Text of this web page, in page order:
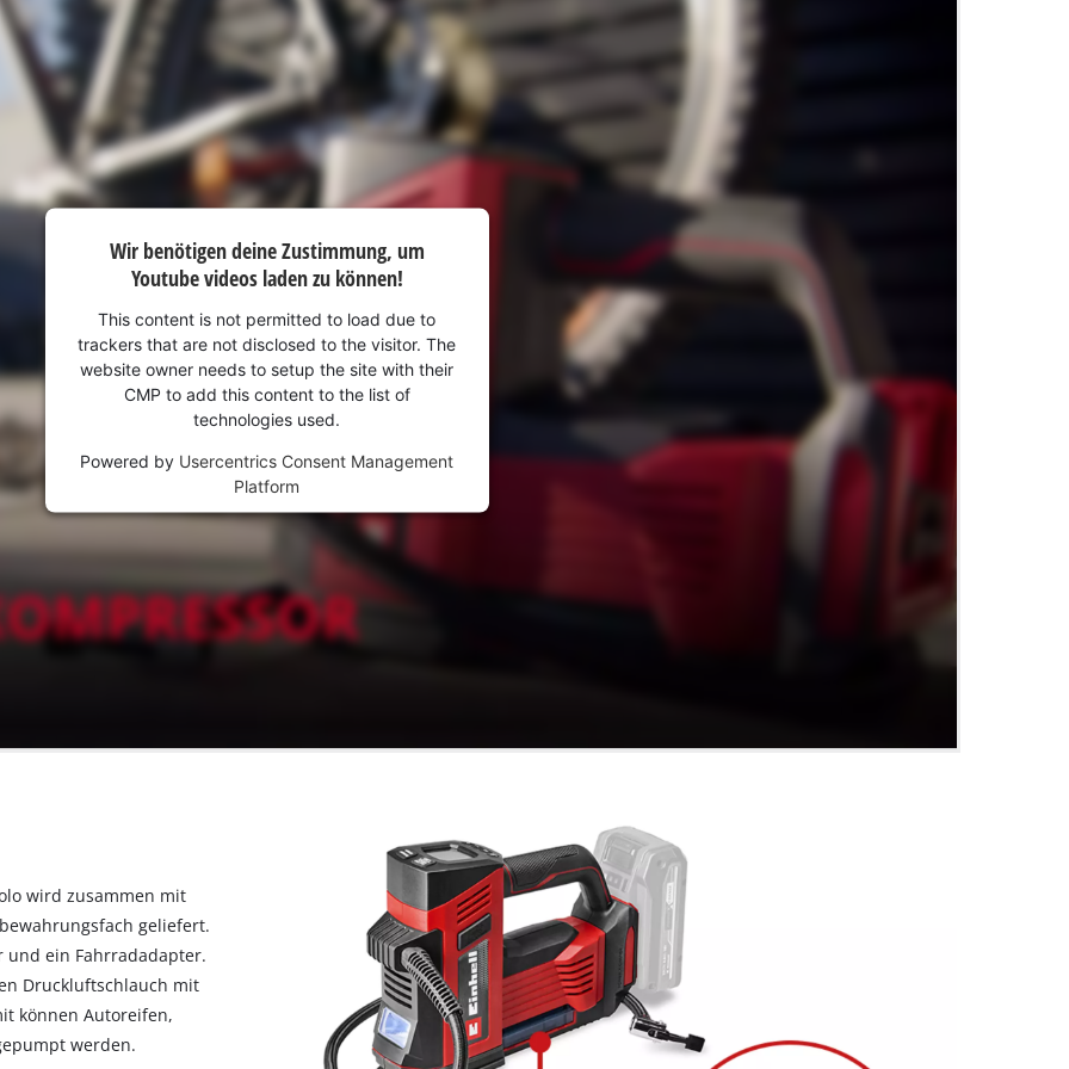
Wir benötigen deine Zustimmung, um
Youtube videos laden zu können!
This content is not permitted to load due to
trackers that are not disclosed to the visitor. The
website owner needs to setup the site with their
CMP to add this content to the list of
technologies used.
Powered by Usercentrics Consent Management
Platform
wird zusammen mit
geliefert.
und ein Fahrradadapter.
Druckluftschlauch mit
können Autoreifen,
werden.